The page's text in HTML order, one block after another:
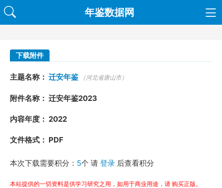
年鉴数据网
下载附件
主题名称： 迁安年鉴 （河北省唐山市）
附件名称： 迁安年鉴2023
内容年度： 2022
文件格式： PDF
本次下载需要积分： 5个 请 登录 后查看积分
本站提供的一切资料是供学习研究之用，如用于商业用途，请 购买正版。